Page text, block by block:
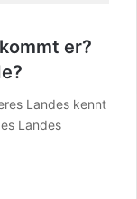
er?
Landes kennt
Landes